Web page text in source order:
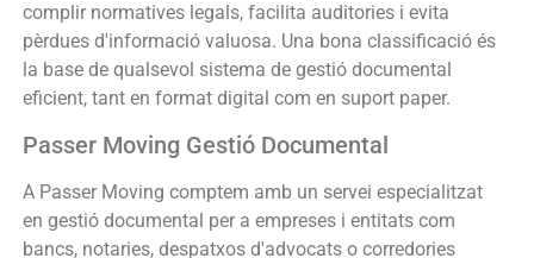
complir normatives legals, facilita auditories i evita
pèrdues d'informació valuosa. Una bona classificació és
la base de qualsevol sistema de gestió documental
eficient, tant en format digital com en suport paper.
Passer Moving Gestió Documental
A Passer Moving comptem amb un servei especialitzat
en gestió documental per a empreses i entitats com
bancs, notaries, despatxos d'advocats o corredories